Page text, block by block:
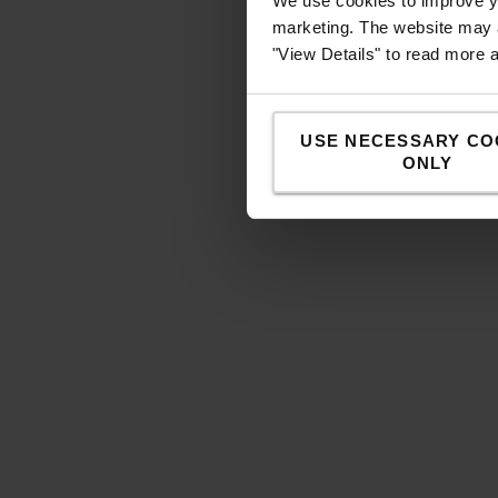
marketing. The website
"View Details" to read more
USE NECESSARY
ONLY